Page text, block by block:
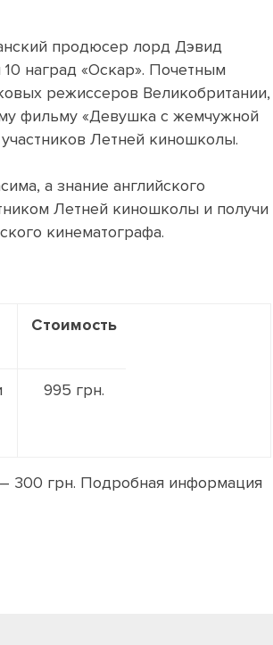
продюсер лорд Дэвид
наград «Оскар». Почетным
режиссеров Великобритании,
фильму «Девушка с жемчужной
Летней киношколы.
а знание английского
Летней киношколы и получи
кинематографа.
Стоимость
995 грн.
300 грн. Подробная информация